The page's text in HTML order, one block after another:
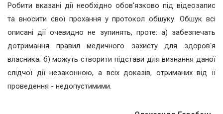
Робити вказані дії необхідно обов'язково під відеозапис
та вносити свої прохання у протокол обшуку. Обшук всі
описані дії очевидно не зупинять, проте: а) забезпечать
дотримання правил медичного захисту для здоров'я
власника; б) можуть створити підстави для визнання даної
слідчої дії незаконною, а всіх доказів, отриманих від її
проведення - недопустимими.